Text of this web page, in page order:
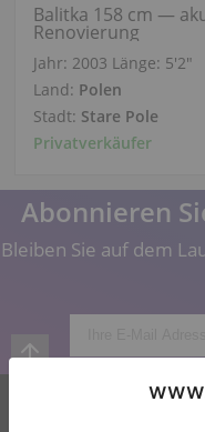
Balitka 158 cm —
Renovierung
Jahr: 2003 Länge: 5′2″
Land: Polen
Stadt: Stare Pole
Privatverkäufer
Abonnieren
Bleiben Sie auf dem